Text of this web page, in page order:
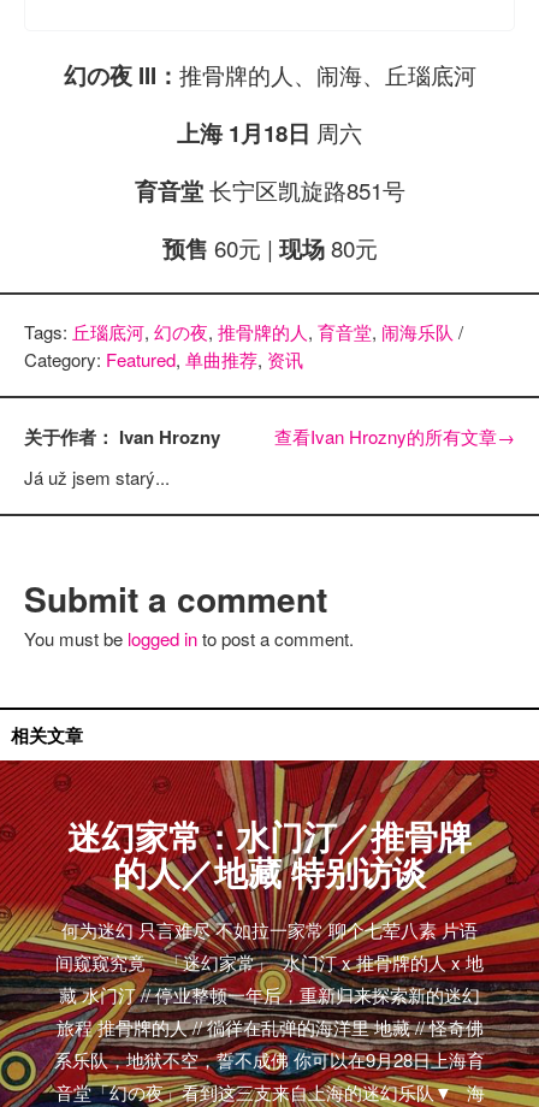
幻の夜 III ： 推骨牌的人、闹海、丘瑙底河
上海 1月18日 周六
育音堂长宁区凯旋路851号
预售 60元 | 现场80元
Tags: 丘瑙底河, 幻の夜, 推骨牌的人, 育音堂, 闹海乐队 /
Category: Featured, 单曲推荐, 资讯
关于作者： Ivan Hrozny 查看Ivan Hrozny的所有文章→
Já už jsem starý...
Submit a comment
You must be logged into post a comment.
相关文章
迷幻家常：水门汀／推骨牌
的人／地藏 特别访谈
何为迷幻 只言难尽 不如拉一家常 聊个七荤八素 片语
间窥窥究竟 「迷幻家常」 水门汀 x 推骨牌的人 x 地
藏 水门汀 // 停业整顿一年后，重新归来探索新的迷幻
旅程 推骨牌的人 // 徜徉在乱弹的海洋里 地藏 // 怪奇佛
系乐队，地狱不空，誓不成佛 你可以在9月28日上海育
音堂「幻の夜」看到这三支来自上海的迷幻乐队▼ 海
国内艺人